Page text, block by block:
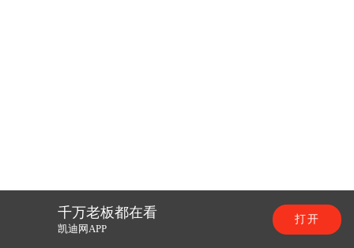
千万老板都在看
凯迪网APP
打开